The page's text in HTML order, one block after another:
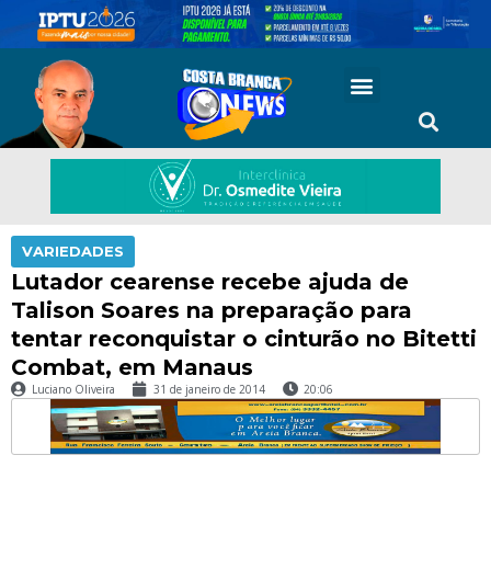
VARIEDADES
Lutador cearense recebe ajuda de
Talison Soares na preparação para
tentar reconquistar o cinturão no Bitetti
Combat, em Manaus
Luciano Oliveira 31 de janeiro de 2014 20:06